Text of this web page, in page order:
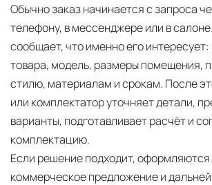
Обычно заказ начинается с запроса
телефону, в мессенджере или в
сообщает, что именно его интересует:
товара, модель, размеры помещения,
стилю, материалам и срокам. После
или комплектатор уточняет детали,
варианты, подготавливает расчёт и
комплектацию.
Если решение подходит,
коммерческое предложение и